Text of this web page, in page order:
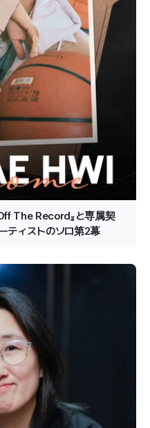
The Record』と専属契
ティストのソロ第2幕